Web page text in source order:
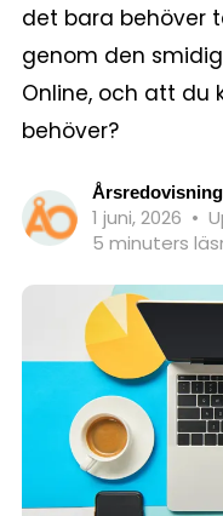
det bara behöver
genom den
Online, och att du
behöver?
1 juni, 2026 •
5 minuters